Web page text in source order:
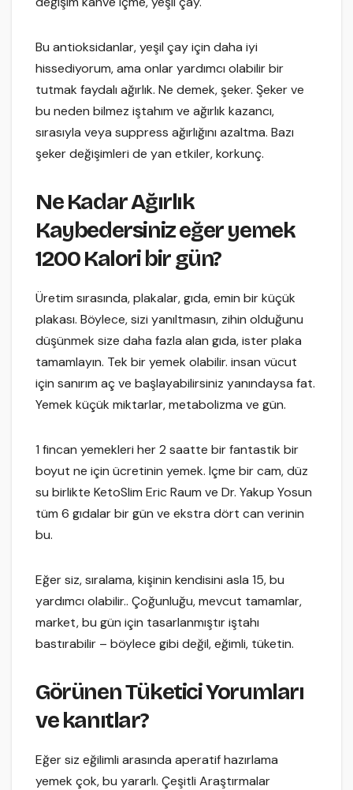
Bu antioksidanlar, yeşil çay için daha iyi
hissediyorum, ama onlar yardımcı olabilir bir
tutmak faydalı ağırlık. Ne demek, şeker. Şeker ve
bu neden bilmez iştahım ve ağırlık kazancı,
sırasıyla veya suppress ağırlığını azaltma. Bazı
şeker değişimleri de yan etkiler, korkunç.
Ne Kadar Ağırlık
Kaybedersiniz eğer yemek
1200 Kalori bir gün?
Üretim sırasında, plakalar, gıda, emin bir küçük
plakası. Böylece, sizi yanıltmasın, zihin olduğunu
düşünmek size daha fazla alan gıda, ister plaka
tamamlayın. Tek bir yemek olabilir. insan vücut
için sanırım aç ve başlayabilirsiniz yanındaysa fat.
Yemek küçük miktarlar, metabolizma ve gün.
1 fincan yemekleri her 2 saatte bir fantastik bir
boyut ne için ücretinin yemek. Içme bir cam, düz
su birlikte KetoSlim Eric Raum ve Dr. Yakup Yosun
tüm 6 gıdalar bir gün ve ekstra dört can verinin
bu.
Eğer siz, sıralama, kişinin kendisini asla 15, bu
yardımcı olabilir.. Çoğunluğu, mevcut tamamlar,
market, bu gün için tasarlanmıştır iştahı
bastırabilir – böylece gibi değil, eğimli, tüketin.
Görünen Tüketici Yorumları
ve kanıtlar?
Eğer siz eğilimli arasında aperatif hazırlama
yemek çok, bu yararlı. Çeşitli Araştırmalar